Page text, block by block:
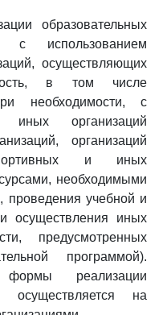
образовательных
с использованием
осуществляющих
в том числе
необходимости, с
иных организаций
организаций
спортивных и иных
необходимыми
проведения учебной и
и осуществления иных
предусмотренных
программой).
формы реализации
осуществляется на